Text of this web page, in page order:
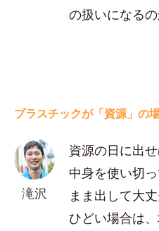
の扱いになるの
プラスチックが「資源」の
滝沢
資源の日に出
中身を使い切
まま出して大
ひどい場合は